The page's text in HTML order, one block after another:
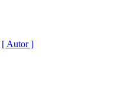
[ Autor ]